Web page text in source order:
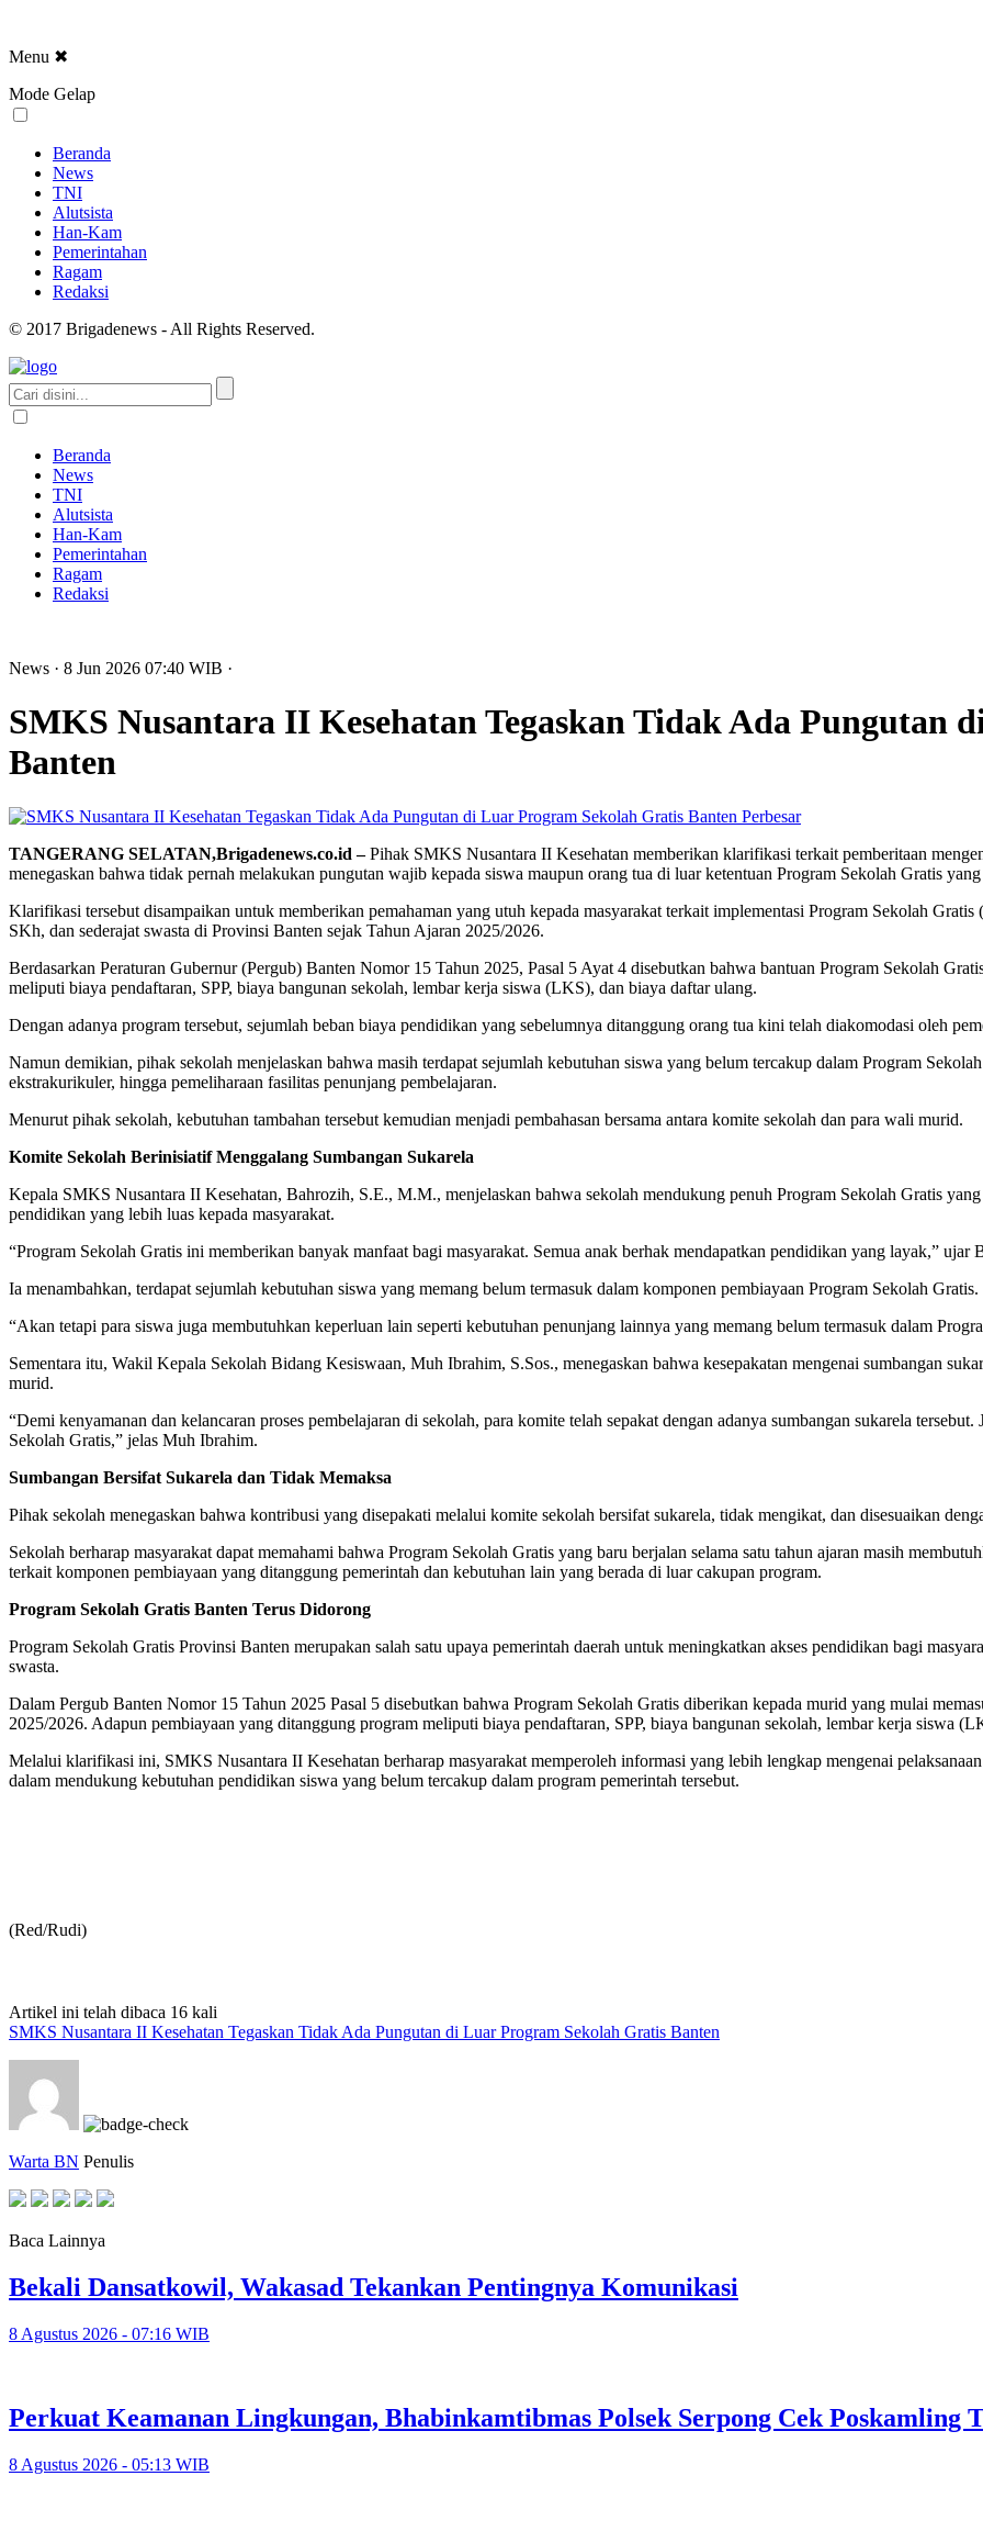
Menu ✖
Mode Gelap
Beranda
News
TNI
Alutsista
Han-Kam
Pemerintahan
Ragam
Redaksi
© 2017 Brigadenews - All Rights Reserved.
Beranda
News
TNI
Alutsista
Han-Kam
Pemerintahan
Ragam
Redaksi
News · 8 Jun 2026 07:40 WIB ·
SMKS Nusantara II Kesehatan Tegaskan Tidak Ada Pungutan
Banten
Perbesar
TANGERANG SELATAN,Brigadenews.co.id –Pihak SMKS Nusantara II Kesehatan memberikan klarifikasi terkait pemberitaan
menegaskan bahwa tidak pernah melakukan pungutan wajib kepada siswa maupun orang tua di luar ketentuan Program Sekolah Gratis
Klarifikasi tersebut disampaikan untuk memberikan pemahaman yang utuh kepada masyarakat terkait implementasi Program Sekolah
SKh, dan sederajat swasta di Provinsi Banten sejak Tahun Ajaran 2025/2026.
Berdasarkan Peraturan Gubernur (Pergub) Banten Nomor 15 Tahun 2025, Pasal 5 Ayat 4 disebutkan bahwa bantuan Program Sekolah
meliputi biaya pendaftaran, SPP, biaya bangunan sekolah, lembar kerja siswa (LKS), dan biaya daftar ulang.
Dengan adanya program tersebut, sejumlah beban biaya pendidikan yang sebelumnya ditanggung orang tua kini telah diakomodasi oleh
Namun demikian, pihak sekolah menjelaskan bahwa masih terdapat sejumlah kebutuhan siswa yang belum tercakup dalam Program
ekstrakurikuler, hingga pemeliharaan fasilitas penunjang pembelajaran.
Menurut pihak sekolah, kebutuhan tambahan tersebut kemudian menjadi pembahasan bersama antara komite sekolah dan para wali murid.
Komite Sekolah Berinisiatif Menggalang Sumbangan Sukarela
Kepala SMKS Nusantara II Kesehatan, Bahrozih, S.E., M.M., menjelaskan bahwa sekolah mendukung penuh Program Sekolah Gratis
pendidikan yang lebih luas kepada masyarakat.
“Program Sekolah Gratis ini memberikan banyak manfaat bagi masyarakat. Semua anak berhak mendapatkan pendidikan yang layak,” ujar
Ia menambahkan, terdapat sejumlah kebutuhan siswa yang memang belum termasuk dalam komponen pembiayaan Program Sekolah Gratis.
“Akan tetapi para siswa juga membutuhkan keperluan lain seperti kebutuhan penunjang lainnya yang memang belum termasuk dalam
Sementara itu, Wakil Kepala Sekolah Bidang Kesiswaan, Muh Ibrahim, S.Sos., menegaskan bahwa kesepakatan mengenai sumbangan
murid.
“Demi kenyamanan dan kelancaran proses pembelajaran di sekolah, para komite telah sepakat dengan adanya sumbangan sukarela
Sekolah Gratis,” jelas Muh Ibrahim.
Sumbangan Bersifat Sukarela dan Tidak Memaksa
Pihak sekolah menegaskan bahwa kontribusi yang disepakati melalui komite sekolah bersifat sukarela, tidak mengikat, dan disesuaikan
Sekolah berharap masyarakat dapat memahami bahwa Program Sekolah Gratis yang baru berjalan selama satu tahun ajaran masih
terkait komponen pembiayaan yang ditanggung pemerintah dan kebutuhan lain yang berada di luar cakupan program.
Program Sekolah Gratis Banten Terus Didorong
Program Sekolah Gratis Provinsi Banten merupakan salah satu upaya pemerintah daerah untuk meningkatkan akses pendidikan bagi
swasta.
Dalam Pergub Banten Nomor 15 Tahun 2025 Pasal 5 disebutkan bahwa Program Sekolah Gratis diberikan kepada murid yang mulai
2025/2026. Adapun pembiayaan yang ditanggung program meliputi biaya pendaftaran, SPP, biaya bangunan sekolah, lembar kerja siswa
Melalui klarifikasi ini, SMKS Nusantara II Kesehatan berharap masyarakat memperoleh informasi yang lebih lengkap mengenai
dalam mendukung kebutuhan pendidikan siswa yang belum tercakup dalam program pemerintah tersebut.
(Red/Rudi)
Artikel ini telah dibaca 16 kali
SMKS Nusantara II Kesehatan Tegaskan Tidak Ada Pungutan di Luar Program Sekolah Gratis Banten
Warta BN Penulis
Baca Lainnya
Bekali Dansatkowil, Wakasad Tekankan Pentingnya Komunikasi
8 Agustus 2026 - 07:16 WIB
Perkuat Keamanan Lingkungan, Bhabinkamtibmas Polsek Serpong Cek Poskamling
8 Agustus 2026 - 05:13 WIB